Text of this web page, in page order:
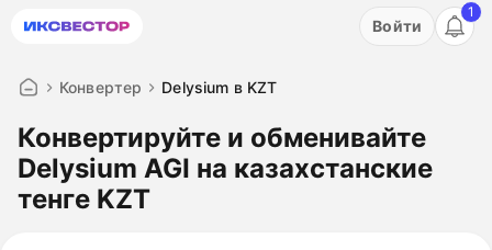
Акция: бесплатный пробный период на 3 дня!
Войти
1
Конвертер Delysium в KZT
Конвертируйте и обменивайте
Delysium AGI на казахстанские
тенге KZT